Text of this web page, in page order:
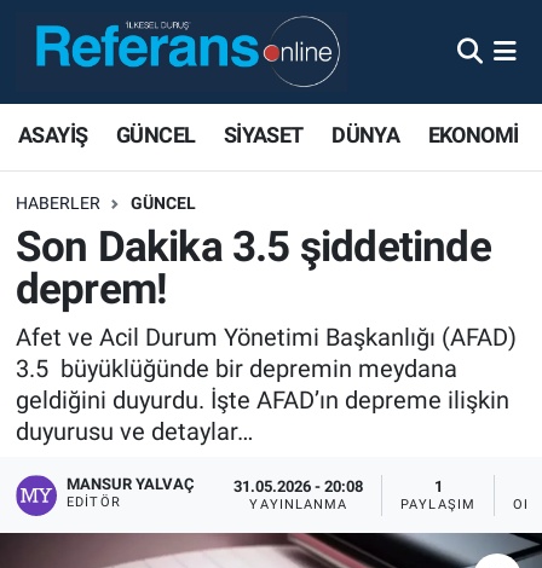
ASAYİŞ GÜNCEL SİYASET DÜNYA EKONOMİ
HABERLER GÜNCEL
Son Dakika 3.5 şiddetinde
deprem!
Afet ve Acil Durum Yönetimi Başkanlığı (AFAD)
3.5 büyüklüğünde bir depremin meydana
geldiğini duyurdu. İşte AFAD’ın depreme ilişkin
duyurusu ve detaylar…
MANSUR YALVAÇ
EDITÖR
31.05.2026 - 20:08
YAYINLANMA
1
PAYLAŞIM